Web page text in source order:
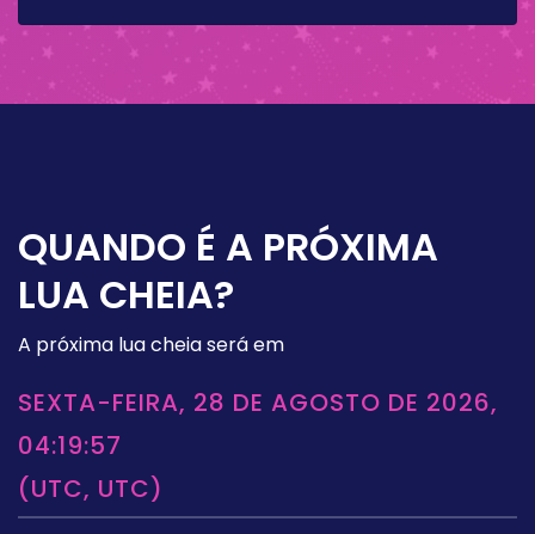
QUANDO É A PRÓXIMA
LUA CHEIA?
A próxima lua cheia será em
SEXTA-FEIRA, 28 DE AGOSTO DE 2026,
04:19:57
(UTC, UTC)